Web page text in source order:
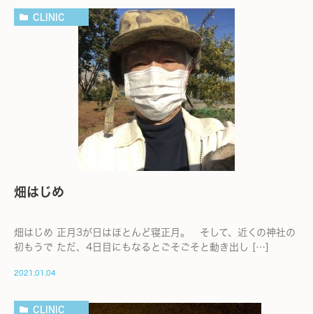
CLINIC
畑はじめ
畑はじめ 正月3が日はほとんど寝正月。 そして、近くの神社の
初もうで ただ、4日目にもなるとごそごそと動き出し […]
2021.01.04
CLINIC